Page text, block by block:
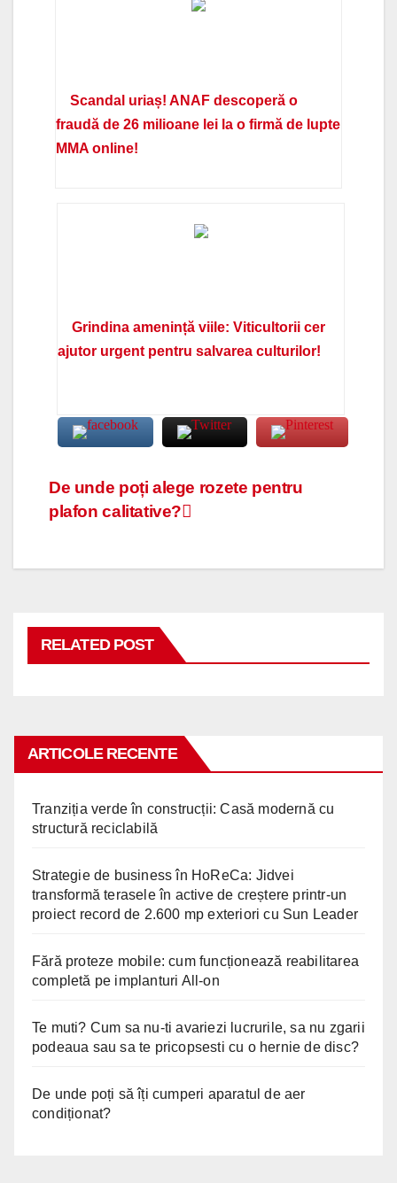
Scandal uriaș! ANAF descoperă o
fraudă de 26 milioane lei la o firmă de lupte
MMA online!
Grindina amenință viile: Viticultorii cer
ajutor urgent pentru salvarea culturilor!
Navigare
în
articole
De unde poți alege rozete pentru
plafon calitative?
RELATED POST
ARTICOLE RECENTE
Tranziția verde în construcții: Casă modernă cu
structură reciclabilă
Strategie de business în HoReCa: Jidvei
transformă terasele în active de creștere printr-un
proiect record de 2.600 mp exteriori cu Sun Leader
Fără proteze mobile: cum funcționează reabilitarea
completă pe implanturi All-on
Te muti? Cum sa nu-ti avariezi lucrurile, sa nu zgarii
podeaua sau sa te pricopsesti cu o hernie de disc?
De unde poți să îți cumperi aparatul de aer
condiționat?